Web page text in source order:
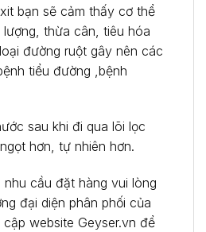
bạn sẽ cảm thấy cơ thể
lượng, thừa cân, tiêu hóa
đường ruột gây nên các
tiểu đường ,bệnh
sau khi đi qua lõi lọc
hơn, tự nhiên hơn.
cầu đặt hàng vui lòng
đại diện phân phối của
website Geyser.vn để